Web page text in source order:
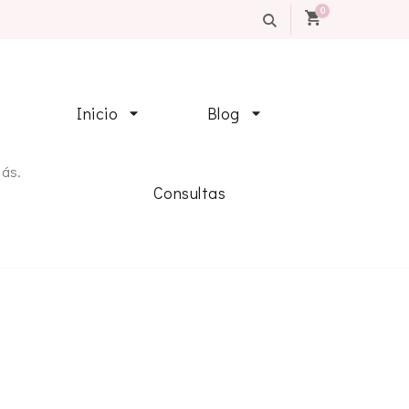
0
Inicio Blog
Consultas